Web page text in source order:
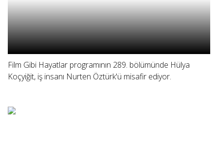
Film Gibi Hayatlar programının 289. bölümünde Hülya
Koçyiğit, iş insanı Nurten Öztürk'ü misafir ediyor.